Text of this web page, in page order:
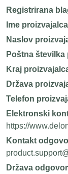
Registrirana
Ime proizvajalca
Naslov
Poštna številka
Kraj
Država
Telefon
Elektronski
https://
Kontakt
Država